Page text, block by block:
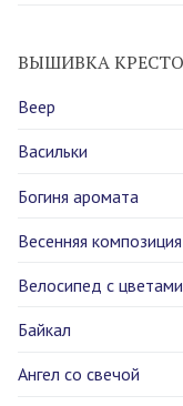
ВЫШИВКА
Веер
Васильки
Богиня аромата
Весенняя композиция
Велосипед с цветами
Байкал
Ангел со свечой